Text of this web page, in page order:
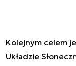
Kolejnym celem
Układzie